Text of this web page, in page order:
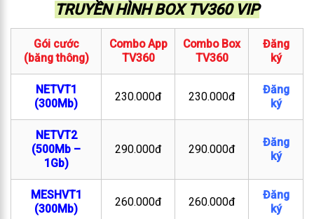
TRUYỀN HÌNH BOX TV360 VIP
Gói cước
(băng thông)
Combo App
TV360
Combo Box
TV360
Đăng
ký
NETVT1
(300Mb)
230.000đ 230.000đ
Đăng
ký
NETVT2
(500Mb –
1Gb)
290.000đ 290.000đ
Đăng
ký
MESHVT1
(300Mb)
260.000đ 260.000đ
Đăng
ký